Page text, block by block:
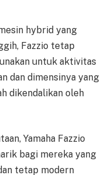
hybrid yang
Fazzio tetap
untuk aktivitas
dan dimensinya yang
dikendalikan oleh
Yamaha Fazzio
bagi mereka yang
tetap modern